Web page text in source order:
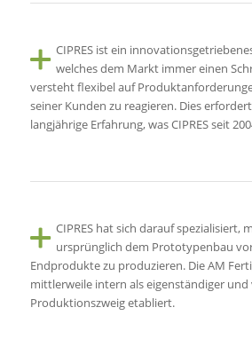
CIPRES ist ein
welches dem Markt immer einen
versteht flexibel auf
seiner Kunden zu reagieren. Dies
langjährige Erfahrung, was CIPRES seit
CIPRES hat sich darauf spezialisiert,
ursprünglich dem Prototypenbau
Endprodukte zu produzieren. Die AM
mittlerweile intern als eigenständiger
Produktionszweig etabliert.